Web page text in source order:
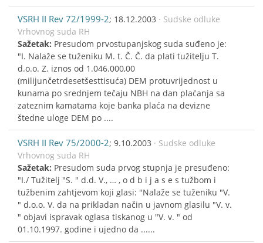
VSRH II Rev 72/1999-2; 18.12.2003 · Sudske odluke
Vrhovnog suda RH
Sažetak: Presudom prvostupanjskog suda suđeno je:
"I. Nalaže se tuženiku M. t. Č. Č. da plati tužitelju T.
d.o.o. Z. iznos od 1.046.000,00
(milijunčetrdesetšesttisuća) DEM protuvrijednost u
kunama po srednjem tečaju NBH na dan plaćanja sa
zateznim kamatama koje banka plaća na devizne
štedne uloge DEM po ....
VSRH II Rev 75/2000-2; 9.10.2003 · Sudske odluke
Vrhovnog suda RH
Sažetak: Presudom suda prvog stupnja je presuđeno:
"I./ Tužitelj "S. " d.d. V., … , o d b i j a s e s tužbom i
tužbenim zahtjevom koji glasi: "Nalaže se tuženiku "V.
" d.o.o. V. da na prikladan način u javnom glasilu "V. v.
" objavi ispravak oglasa tiskanog u "V. v. " od
01.10.1997. godine i ujedno da ......